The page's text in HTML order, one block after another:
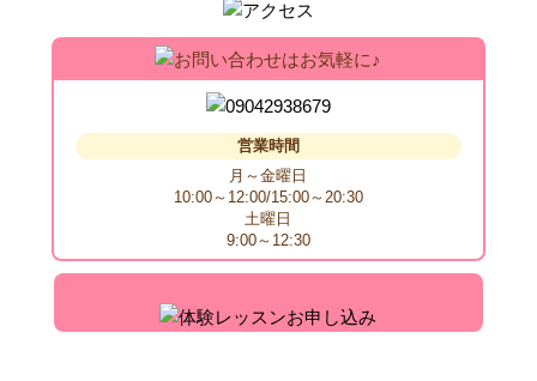
営業時間
月～金曜日
10:00～12:00/15:00～20:30
土曜日
9:00～12:30